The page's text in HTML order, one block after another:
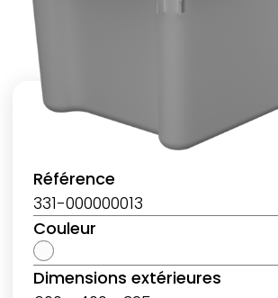
Référence
331-000000013
Couleur
Dimensions extérieures